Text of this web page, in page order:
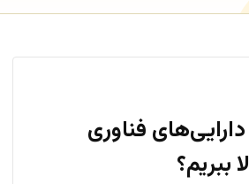
فناوری
ببریم؟